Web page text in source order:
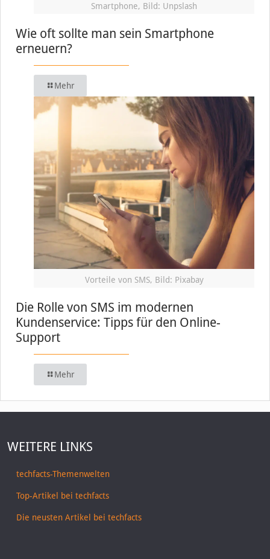
Smartphone, Bild: Unpslash
Wie oft sollte man sein Smartphone
erneuern?
Mehr
Vorteile von SMS, Bild: Pixabay
Die Rolle von SMS im modernen
Kundenservice: Tipps für den Online-
Support
Mehr
WEITERE LINKS
techfacts-Themenwelten
Top-Artikel bei techfacts
Die neusten Artikel bei techfacts